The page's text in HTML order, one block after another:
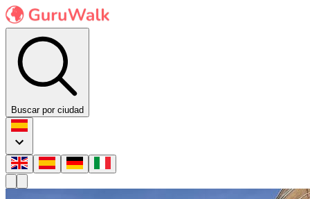
Buscar por ciudad